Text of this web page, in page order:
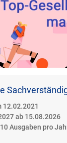
12.02.2021
ab 15.08.2026
Ausgaben pro